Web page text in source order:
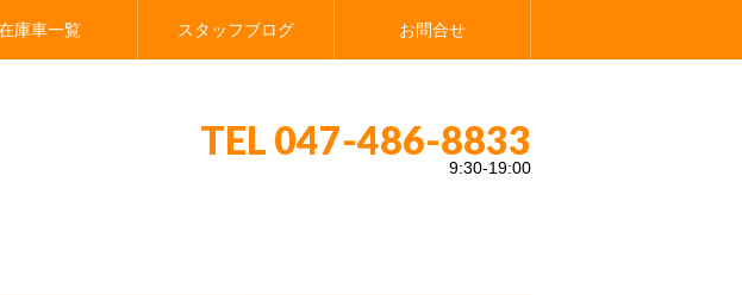
庫車一覧 スタッフブログ お問合せ
TEL 047-486-8833
9:30-19:00